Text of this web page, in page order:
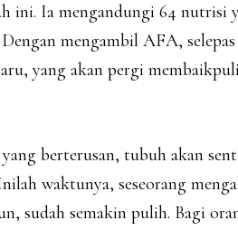
ini. Ia mengandungi 64
mengambil AFA,
yang akan pergi
berterusan, tubuh akan
waktunya, seseorang
sudah semakin pulih. Bagi